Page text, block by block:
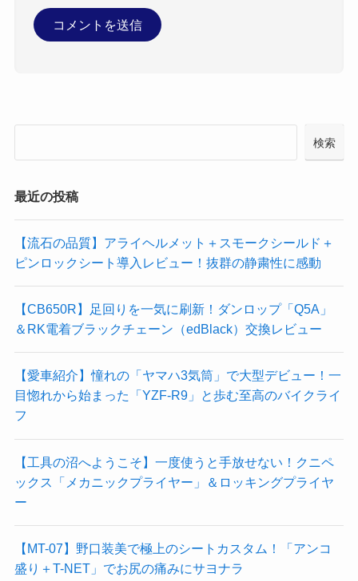
検索
最近の投稿
【流石の品質】アライヘルメット＋スモークシールド＋
ピンロックシート導入レビュー！抜群の静粛性に感動
【CB650R】足回りを一気に刷新！ダンロップ「Q5A」
＆RK電着ブラックチェーン（edBlack）交換レビュー
【愛車紹介】憧れの「ヤマハ3気筒」で大型デビュー！一
目惚れから始まった「YZF-R9」と歩む至高のバイクライ
フ
【工具の沼へようこそ】一度使うと手放せない！クニペ
ックス「メカニックプライヤー」＆ロッキングプライヤ
ー
【MT-07】野口装美で極上のシートカスタム！「アンコ
盛り＋T-NET」でお尻の痛みにサヨナラ